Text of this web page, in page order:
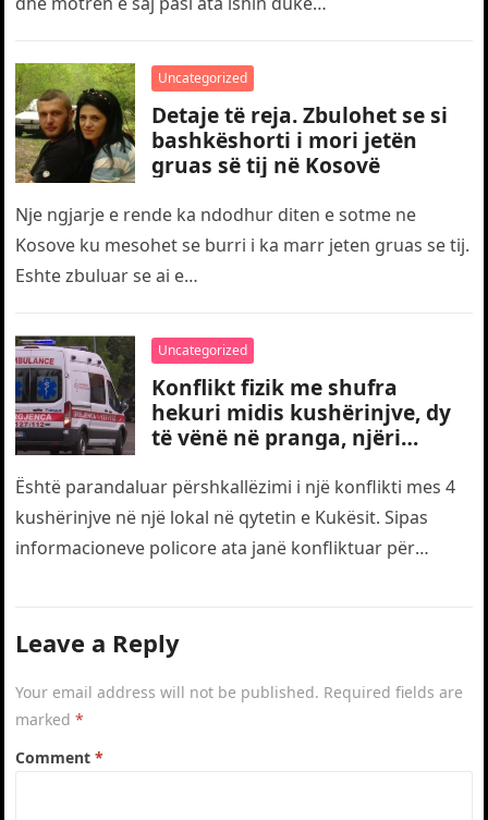
Uncategorized
Detaje të reja. Zbulohet se si
bashkëshorti i mori jetën
gruas së tij në Kosovë
Nje ngjarje e rende ka ndodhur diten e sotme ne
Kosove ku mesohet se burri i ka marr jeten gruas se tij.
Eshte zbuluar se ai e…
Uncategorized
Konflikt fizik me shufra
hekuri midis kushërinjve, dy
të vënë në pranga, njëri
drejt traumës
Është parandaluar përshkallëzimi i një konflikti mes 4
kushërinjve në një lokal në qytetin e Kukësit. Sipas
informacioneve policore ata janë konfliktuar për
Leave a Reply
Your email address will not be published. Required fields are
marked*
Comment*